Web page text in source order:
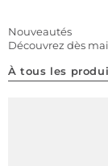
Nouveautés
Découvrez dès
À tous les